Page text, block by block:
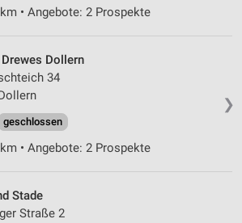
• Angebote: 2 Prospekte
❯
Drewes Dollern
34
geschlossen
• Angebote: 2 Prospekte
Stade
Straße 2